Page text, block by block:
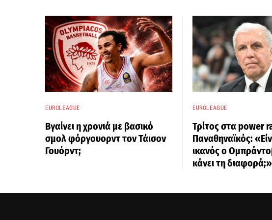
EUROLEAGUE
Βγαίνει η χρονιά με βασικό
σμολ φόργουορντ τον Τάισον
Γουόρντ;
EUROLEAGUE
Τρίτος στα power
Παναθηναϊκός:
ικανός ο
κάνει τη διαφορά;»